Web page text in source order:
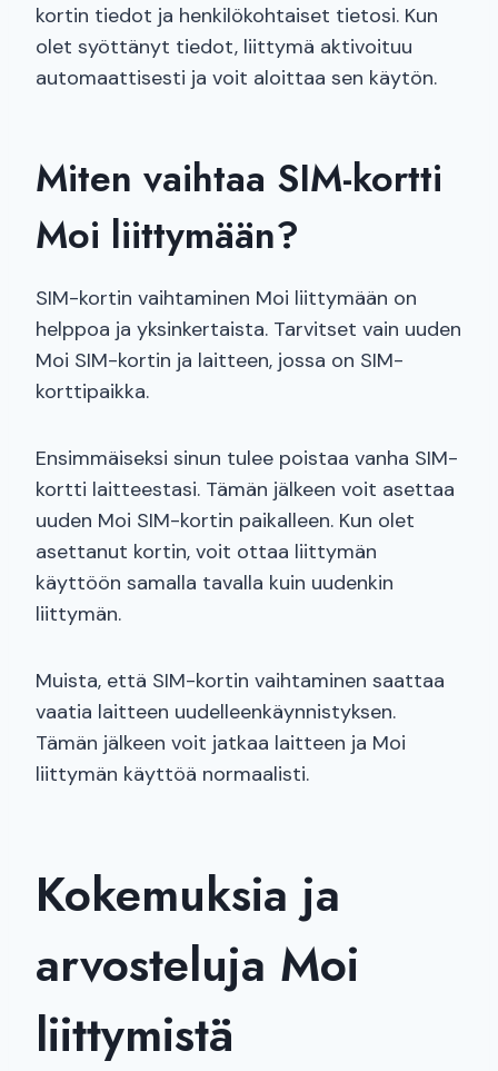
kortin tiedot ja henkilökohtaiset tietosi. Kun
olet syöttänyt tiedot, liittymä aktivoituu
automaattisesti ja voit aloittaa sen käytön.
Miten vaihtaa SIM-kortti
Moi liittymään?
SIM-kortin vaihtaminen Moi liittymään on
helppoa ja yksinkertaista. Tarvitset vain uuden
Moi SIM-kortin ja laitteen, jossa on SIM-
korttipaikka.
Ensimmäiseksi sinun tulee poistaa vanha SIM-
kortti laitteestasi. Tämän jälkeen voit asettaa
uuden Moi SIM-kortin paikalleen. Kun olet
asettanut kortin, voit ottaa liittymän
käyttöön samalla tavalla kuin uudenkin
liittymän.
Muista, että SIM-kortin vaihtaminen saattaa
vaatia laitteen uudelleenkäynnistyksen.
Tämän jälkeen voit jatkaa laitteen ja Moi
liittymän käyttöä normaalisti.
Kokemuksia ja
arvosteluja Moi
liittymistä